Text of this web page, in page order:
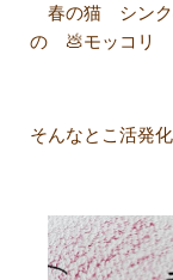
春の猫 シンク
の 💩モッコリ
そんなとこ活発